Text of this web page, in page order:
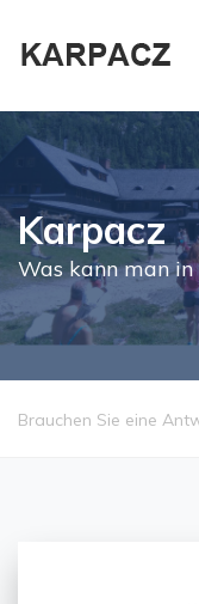
Karpacz
Was kann man in
Brauchen Sie eine